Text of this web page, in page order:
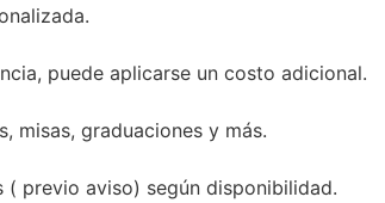
puede aplicarse un costo adicional.
misas, graduaciones y más.
previo aviso) según disponibilidad.